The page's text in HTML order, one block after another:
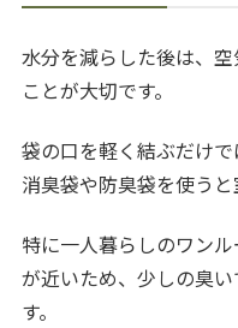
水分を減らした後は、
ことが大切です。
袋の口を軽く結ぶだけで
消臭袋や防臭袋を使うと
特に一人暮らしのワン
が近いため、少しの臭
す。